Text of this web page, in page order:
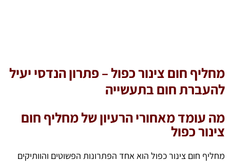
מחליף חום צינור כפול – פתרון הנדסי יעיל
להעברת חום בתעשייה
מה עומד מאחורי הרעיון של מחליף חום
צינור כפול
מחליף חום צינור כפול הוא אחד הפתרונות הפשוטים והוותיקים